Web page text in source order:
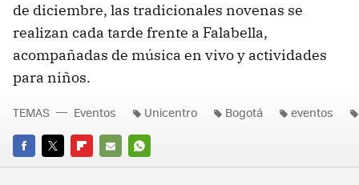
de diciembre, las tradicionales novenas se
realizan cada tarde frente a Falabella,
acompañadas de música en vivo y actividades
para niños.
FACEBOOK
TWITTERFLIPBOARD
E-
WHATSAPP
TEMAS Eventos Unicentro Bogotá eventos